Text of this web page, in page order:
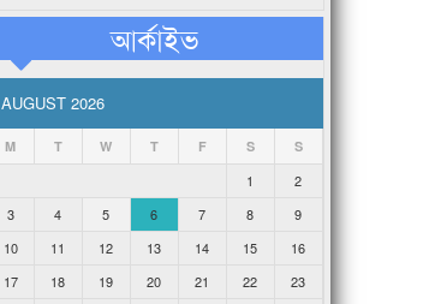
আর্কাইভ
AUGUST 2026
M T W T F S S
1
2
3
4 5 6 7 8
9
10
11 12 13 14 15
16
17
18 19 20 21 22
23